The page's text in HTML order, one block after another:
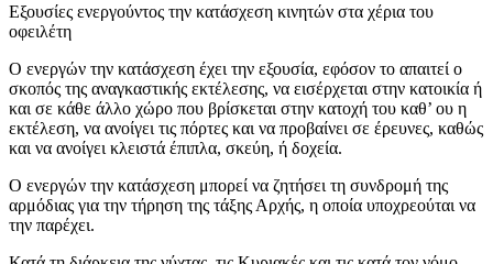
Εξουσίες ενεργούντος την κατάσχεση κινητών στα χέρια του
οφειλέτη
Ο ενεργών την κατάσχεση έχει την εξουσία, εφόσον το απαιτεί ο
σκοπός της αναγκαστικής εκτέλεσης, να εισέρχεται στην κατοικία ή
και σε κάθε άλλο χώρο που βρίσκεται στην κατοχή του καθ’ ου η
εκτέλεση, να ανοίγει τις πόρτες και να προβαίνει σε έρευνες, καθώς
και να ανοίγει κλειστά έπιπλα, σκεύη, ή δοχεία.
Ο ενεργών την κατάσχεση μπορεί να ζητήσει τη συνδρομή της
αρμόδιας για την τήρηση της τάξης Αρχής, η οποία υποχρεούται να
την παρέχει.